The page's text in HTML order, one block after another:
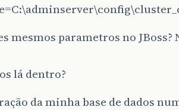
mesmos parametros no JBoss?
lá dentro?
da minha base de dados